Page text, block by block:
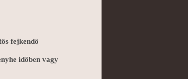
fejkendő
időben vagy